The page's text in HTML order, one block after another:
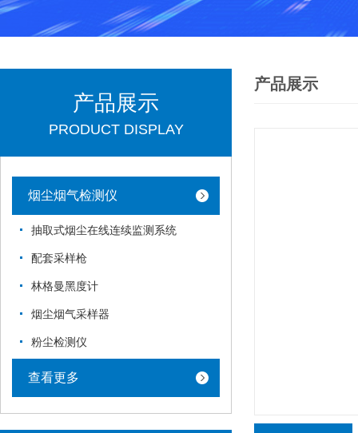
产品展示
PRODUCT DISPLAY
烟尘烟气检测仪
抽取式烟尘在线连续监测系统
配套采样枪
林格曼黑度计
烟尘烟气采样器
粉尘检测仪
查看更多
产品展示